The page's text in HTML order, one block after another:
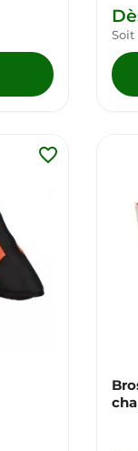
Soit
favorite_border